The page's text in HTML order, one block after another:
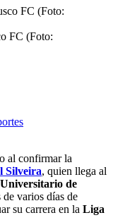
FC (Foto:
al confirmar la
Silveira, quien llega al
Universitario de
de varios días de
su carrera en la Liga